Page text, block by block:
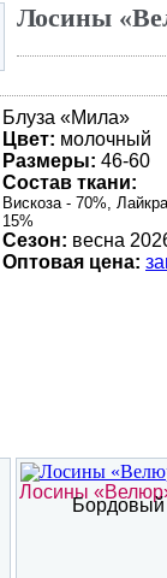
Лосины
Блуза «Мила»
Цвет: молочный
Размеры: 46-60
Состав ткани:
Вискоза - 70%,
15%
Сезон: весна
Оптовая цена:
Лосины
Бордовый